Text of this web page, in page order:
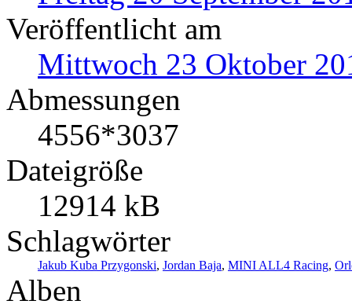
Veröffentlicht am
Mittwoch 23 Oktober
Abmessungen
4556*3037
Dateigröße
12914 kB
Schlagwörter
Jakub Kuba Przygonski, Jordan Baja, MINI ALL4 Racing,
Alben